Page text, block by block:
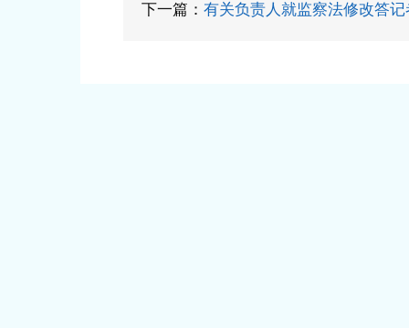
下一篇： 有关负责人就监察法修改答